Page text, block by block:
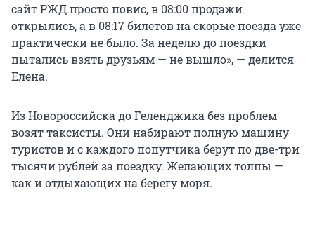
сайт РЖД просто повис, в 08:00 продажи
открылись, а в 08:17 билетов на скорые поезда уже
практически не было. За неделю до поездки
пытались взять друзьям — не вышло», — делится
Елена.
Из Новороссийска до Геленджика без проблем
возят таксисты. Они набирают полную машину
туристов и с каждого попутчика берут по две-три
тысячи рублей за поездку. Желающих толпы —
как и отдыхающих на берегу моря.